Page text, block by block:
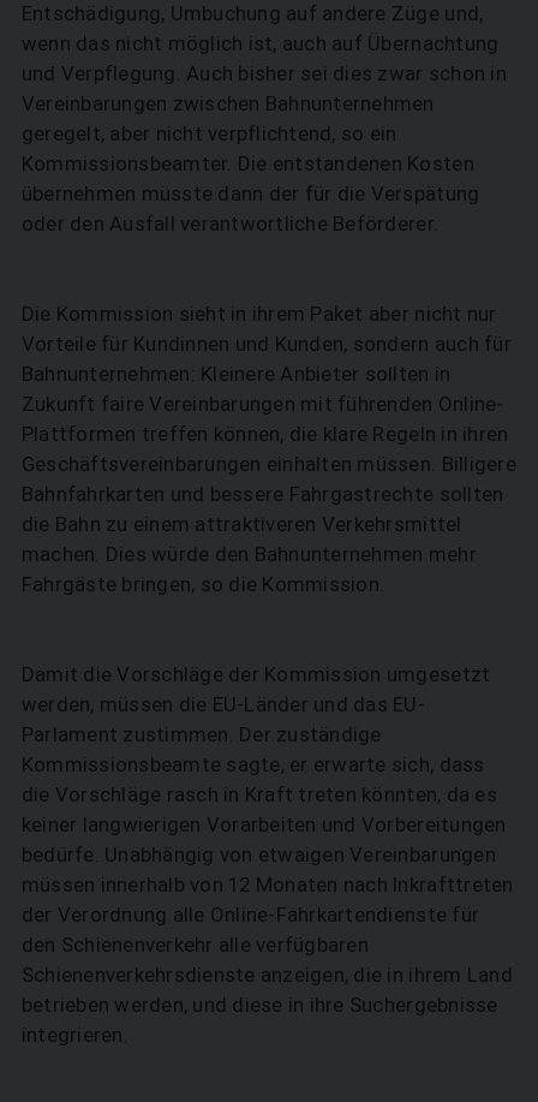
Entschädigung, Umbuchung auf andere Züge und,
wenn das nicht möglich ist, auch auf Übernachtung
und Verpflegung. Auch bisher sei dies zwar schon in
Vereinbarungen zwischen Bahnunternehmen
geregelt, aber nicht verpflichtend, so ein
Kommissionsbeamter. Die entstandenen Kosten
übernehmen müsste dann der für die Verspätung
oder den Ausfall verantwortliche Beförderer.
Die Kommission sieht in ihrem Paket aber nicht nur
Vorteile für Kundinnen und Kunden, sondern auch für
Bahnunternehmen: Kleinere Anbieter sollten in
Zukunft faire Vereinbarungen mit führenden Online-
Plattformen treffen können, die klare Regeln in ihren
Geschäftsvereinbarungen einhalten müssen. Billigere
Bahnfahrkarten und bessere Fahrgastrechte sollten
die Bahn zu einem attraktiveren Verkehrsmittel
machen. Dies würde den Bahnunternehmen mehr
Fahrgäste bringen, so die Kommission.
Damit die Vorschläge der Kommission umgesetzt
werden, müssen die EU-Länder und das EU-
Parlament zustimmen. Der zuständige
Kommissionsbeamte sagte, er erwarte sich, dass
die Vorschläge rasch in Kraft treten könnten, da es
keiner langwierigen Vorarbeiten und Vorbereitungen
bedürfe. Unabhängig von etwaigen Vereinbarungen
müssen innerhalb von 12 Monaten nach Inkrafttreten
der Verordnung alle Online-Fahrkartendienste für
den Schienenverkehr alle verfügbaren
Schienenverkehrsdienste anzeigen, die in ihrem Land
betrieben werden, und diese in ihre Suchergebnisse
integrieren.
SUCHEN